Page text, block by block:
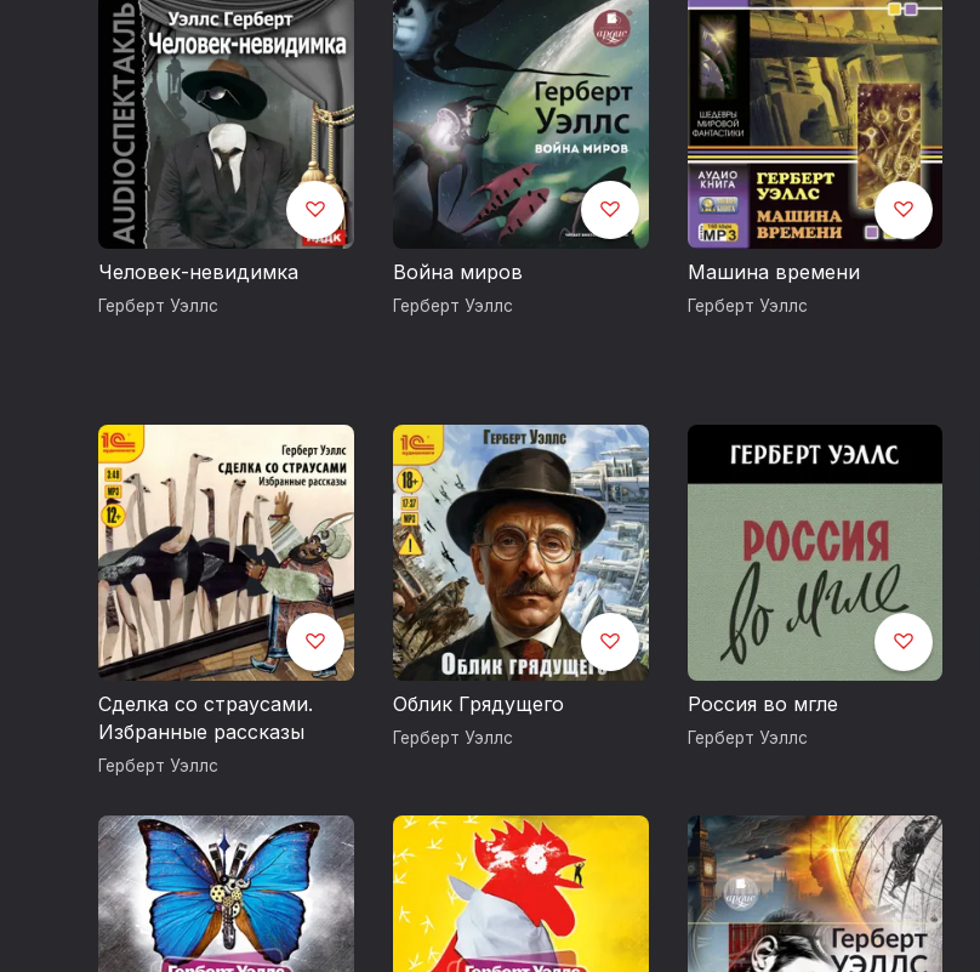
Человек-невидимка
Герберт Уэллс
Война миров
Герберт Уэллс
Машина времени
Герберт Уэллс
Сделка со страусами.
Избранные рассказы
Герберт Уэллс
Облик Грядущего
Герберт Уэллс
Россия во мгле
Герберт Уэллс